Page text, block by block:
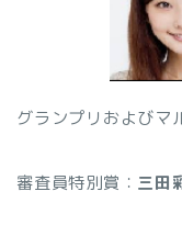
グランプリおよびマ
審査員特別賞： 三田